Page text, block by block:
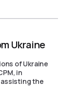
Ukraine
of Ukraine
in
assisting the